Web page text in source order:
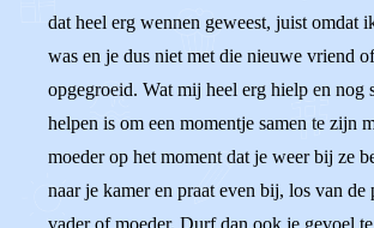
dat heel erg wennen geweest, juist omdat
was en je dus niet met die nieuwe vriend
opgegroeid. Wat mij heel erg hielp en nog
helpen is om een momentje samen te zijn
moeder op het moment dat je weer bij ze
naar je kamer en praat even bij, los van de
vader of moeder. Durf dan ook je gevoel